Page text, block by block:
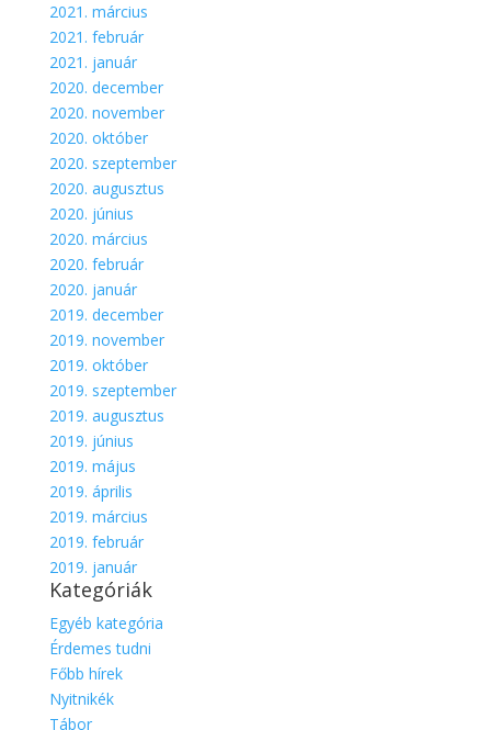
2021. március
2021. február
2021. január
2020. december
2020. november
2020. október
2020. szeptember
2020. augusztus
2020. június
2020. március
2020. február
2020. január
2019. december
2019. november
2019. október
2019. szeptember
2019. augusztus
2019. június
2019. május
2019. április
2019. március
2019. február
2019. január
Kategóriák
Egyéb kategória
Érdemes tudni
Főbb hírek
Nyitnikék
Tábor